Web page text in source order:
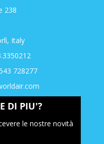
238
Italy
728277
DI PIU'?
le nostre novità